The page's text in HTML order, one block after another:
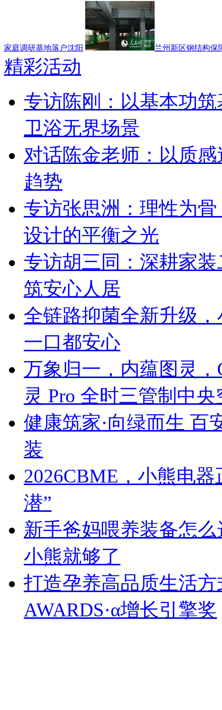
家庭调研基地落户沈阳 兰州新区钢结构保
精彩活动
专访陈刚：以基本功
卫浴无界场景
对话陈金老师：以质
趋势
专访张思洲：理性为
设计的平衡之光
专访胡三同：深耕家
筑安心人居
全链路抑菌全新升级
一口都安心
万象归一，内蕴图灵
灵 Pro 全时三管制中央
健康筑家·向绿而生 百
装
2026CBME，小熊电
潜”
新手爸妈喂养装备怎
小熊就够了
打造孕养高品质生活
AWARDS·α增长引擎奖